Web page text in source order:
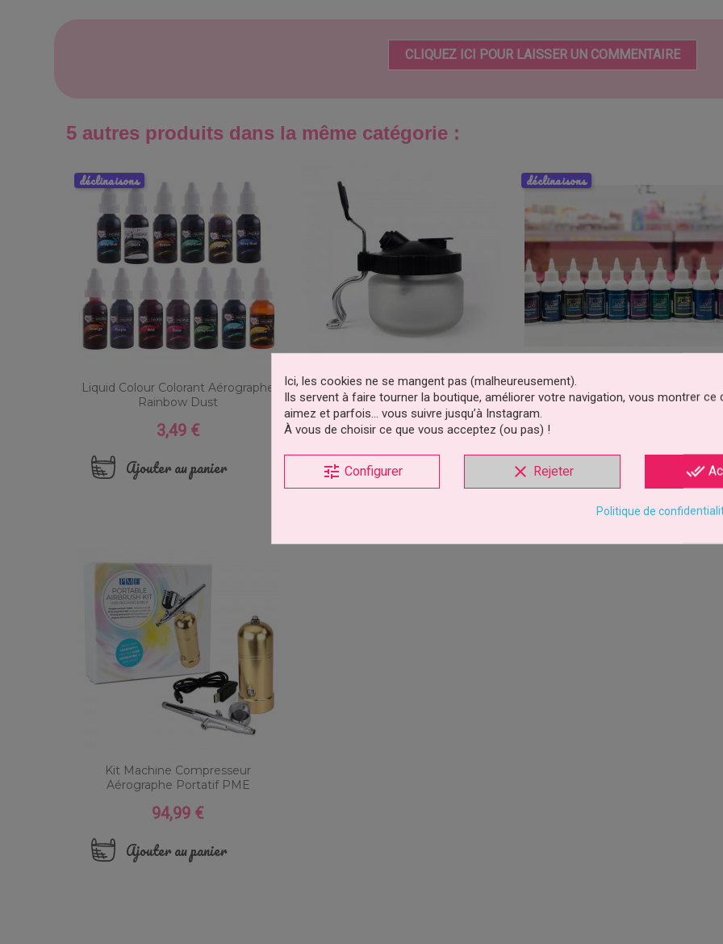
CLIQUEZ ICI POUR LAISSER UN COMMENTAIRE
5 autres produits dans la même catégorie :
Liquid Colour Colorant Aérographe
Rainbow Dust
Prix
3,49 €
Ajouter au panier
déclinaisons
Station De Nettoyage Pour
Aérographe Spectrum Flow
Prix
19,99 €
Ajouter au panier
Peinture Aérographe Pour Chocolat
Et Pâte À Sucre 100ml...
Ajouter au panier
5 avis
déclinaisons
Kit Machine Compresseur
Aérographe Portatif PME
Prix
94,99 €
Ajouter au panier
Ici, les cookies ne se mangent pas (malheureusement).
Ils servent à faire tourner la boutique, améliorer votre navigation, vous montrer ce
aimez et parfois… vous suivre jusqu’à Instagram.
À vous de choisir ce que vous acceptez (ou pas) !
tune Configurer clear Rejeter done_all
Politique de